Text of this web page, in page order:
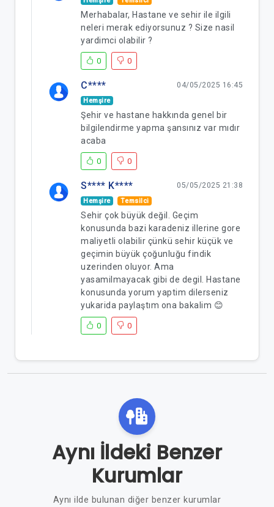
Merhabalar, Hastane ve sehir ile ilgili
neleri merak ediyorsunuz ? Size nasil
yardimci olabilir ?
0 0
C****
Hemşire
04/05/2025 16:45
Şehir ve hastane hakkında genel bir
bilgilendirme yapma şansınız var mıdır
acaba
0 0
S**** K****
Hemşire Temsilci
05/05/2025 21:38
Sehir çok büyük değil. Geçim
konusunda bazi karadeniz illerine gore
maliyetli olabilir çünkü sehir küçük ve
geçimin büyük çoğunluğu findik
uzerinden oluyor. Ama
yasamilmayacak gibi de degil. Hastane
konusunda yorum yaptim dilerseniz
yukarida paylaştım ona bakalim 😊
0 0
Aynı İldeki Benzer
Kurumlar
Aynı ilde bulunan diğer benzer kurumlar